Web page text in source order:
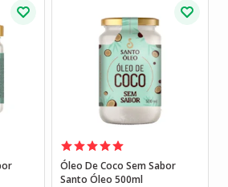
Óleo De Coco Sem Sabor
Santo Óleo 500ml